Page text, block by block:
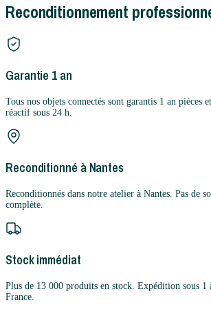
Reconditionnement
Garantie 1 an
Tous nos objets connectés sont garantis 1 an pièces
réactif sous 24 h.
Reconditionné à Nantes
Reconditionnés dans notre atelier à Nantes. Pas de
complète.
Stock immédiat
Plus de 13 000 produits en stock. Expédition sous 1
France.